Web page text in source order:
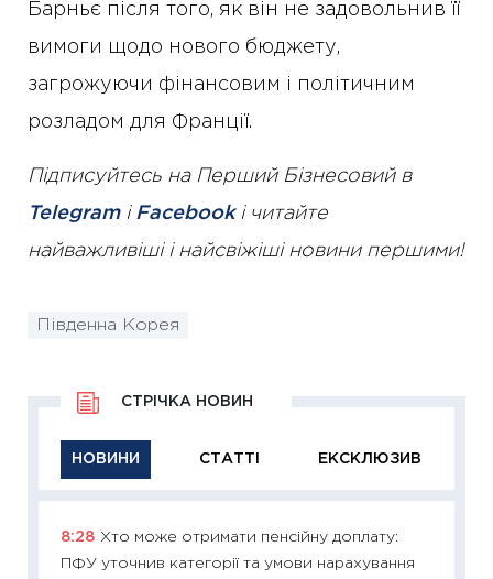
Барньє після того, як він не задовольнив її
вимоги щодо нового бюджету,
загрожуючи фінансовим і політичним
розладом для Франції.
Підписуйтесь на Перший Бізнесовий в
Telegramі Facebookі читайте
найважливіші і найсвіжіші новини першими!
Південна Корея
НОВИНИ СТАТТІ ЕКСКЛЮЗИВ
СТРІЧКА НОВИН
8:28 Хто може отримати пенсійну доплату:
ПФУ уточнив категорії та умови нарахування